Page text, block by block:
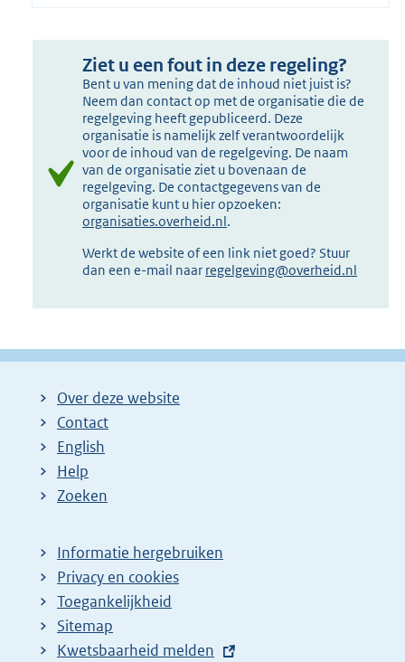
Ziet u een fout in deze regeling?
Bent u van mening dat de inhoud niet juist is?
Neem dan contact op met de organisatie die de
regelgeving heeft gepubliceerd. Deze
organisatie is namelijk zelf verantwoordelijk
voor de inhoud van de regelgeving. De naam
van de organisatie ziet u bovenaan de
regelgeving. De contactgegevens van de
organisatie kunt u hier opzoeken:
organisaties.overheid.nl.
Werkt de website of een link niet goed? Stuur
dan een e-mail naar regelgeving@overheid.nl
Over deze website
Contact
English
Help
Zoeken
Informatie hergebruiken
Privacy en cookies
Toegankelijkheid
Sitemap
E
Kwetsbaarheid melden